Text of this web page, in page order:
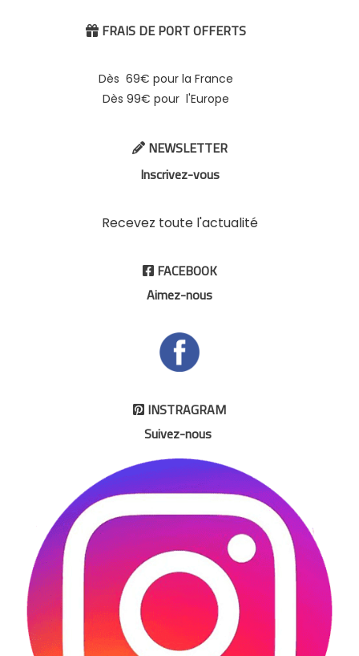
 FRAIS DE PORT OFFERTS
Dès 69€ pour la France
Dès 99€ pour l'Europe
NEWSLETTER
Inscrivez-vous
Recevez toute l'actualité
FACEBOOK
Aimez-nous
 INSTRAGRAM
Suivez-nous